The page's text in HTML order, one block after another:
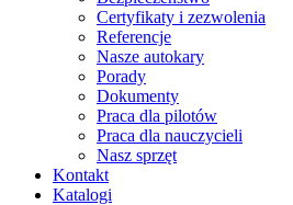
Certyfikaty i zezwolenia
Referencje
Nasze autokary
Porady
Dokumenty
Praca dla pilotów
Praca dla nauczycieli
Nasz sprzęt
Kontakt
Katalogi